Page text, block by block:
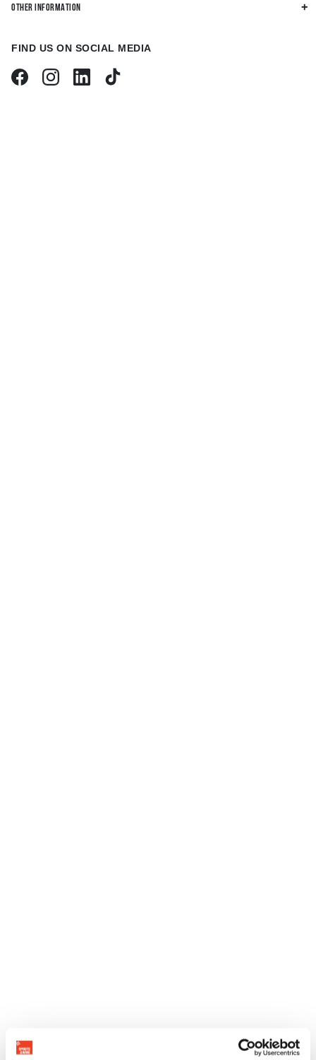
OTHER INFORMATION
FIND US ON SOCIAL MEDIA